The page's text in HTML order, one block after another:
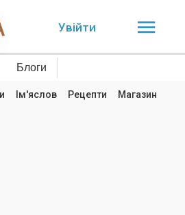
Увійти
Блоги
Ім'яслов Рецепти Магазин